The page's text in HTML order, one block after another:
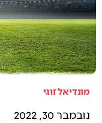
מונדיאל זוגי
נובמבר 30, 2022